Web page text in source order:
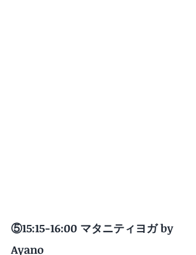
⑤15:15-16:00 マタニティヨガ by
Ayano